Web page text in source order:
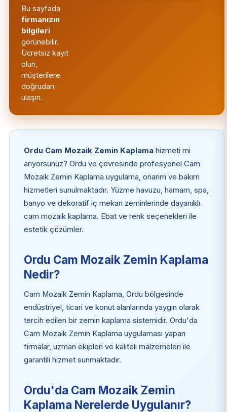
Bu sayfada
firmanızın
bilgileri
görünebilir.
Ücretsiz kayıt
olun,
müşterilere
doğrudan
ulaşın.
Ordu Cam Mozaik Zemin Kaplamahizmeti mi
arıyorsunuz? Ordu ve çevresinde profesyonel Cam
Mozaik Zemin Kaplama uygulama, onarım ve bakım
hizmetleri sunulmaktadır. Yüzme havuzu, hamam, spa,
banyo ve dekoratif iç mekan zeminlerinde dayanıklı
cam mozaik kaplama. Ebat ve renk seçenekleri ile
estetik çözümler.
Ordu Cam Mozaik Zemin Kaplama
Nedir?
Cam Mozaik Zemin Kaplama, Ordu bölgesinde
endüstriyel, ticari ve konut alanlarında yaygın olarak
tercih edilen bir zemin kaplama sistemidir. Ordu'da
Cam Mozaik Zemin Kaplama uygulaması yapan
firmalar, uzman ekipleri ve kaliteli malzemeleri ile
garantili hizmet sunmaktadır.
Ordu'da Cam Mozaik Zemin
Kaplama Nerelerde Uygulanır?